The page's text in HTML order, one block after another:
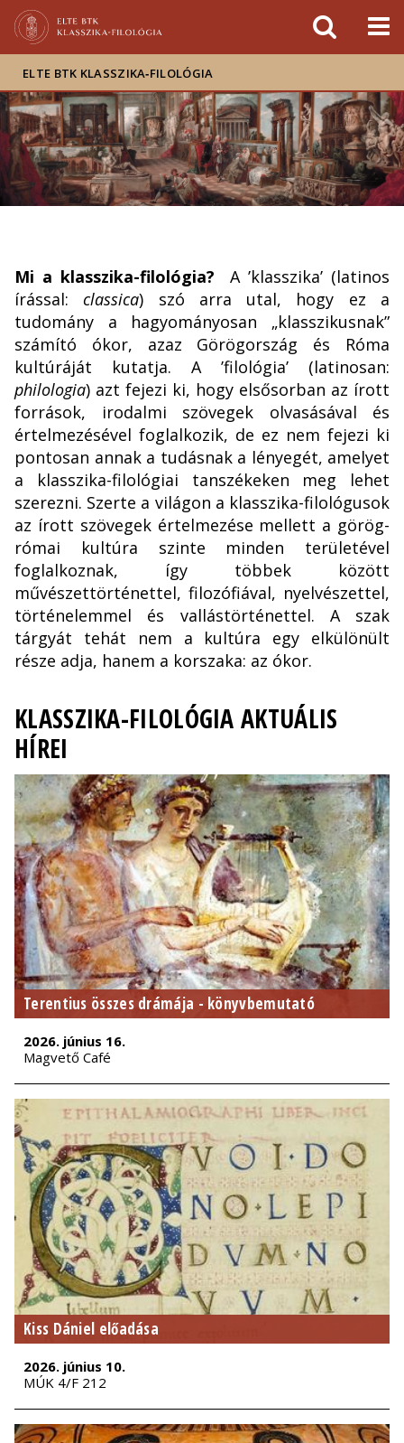
sajtóban
ELTE BTK KLASSZIKA‑FILOLÓGIA
Mi a klasszika-filológia? A ’klasszika’ (latinos
írással:classica) szó arra utal, hogy ez a
tudomány a hagyományosan „klasszikusnak”
számító ókor, azaz Görögország és Róma
kultúráját kutatja. A ’filológia’ (latinosan:
philologia) azt fejezi ki, hogy elsősorban az írott
források, irodalmi szövegek olvasásával és
értelmezésével foglalkozik, de ez nem fejezi ki
pontosan annak a tudásnak a lényegét, amelyet
a klasszika-filológiai tanszékeken meg lehet
szerezni. Szerte a világon a klasszika-filológusok
az írott szövegek értelmezése mellett a görög-
római kultúra szinte minden területével
foglalkoznak, így többek között
művészettörténettel, filozófiával, nyelvészettel,
történelemmel és vallástörténettel. A szak
tárgyát tehát nem a kultúra egy elkülönült
része adja, hanem a korszaka: az ókor.
KLASSZIKA-FILOLÓGIA AKTUÁLIS
HÍREI
Terentius összes drámája - könyvbemutató
2026. június 16.
Magvető Café
Kiss Dániel előadása
2026. június 10.
MÚK 4/F 212